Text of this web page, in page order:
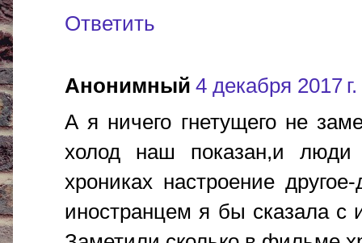
Ответить
Анонимный 4 декабря 2017
А я ничего гнетущего не
холод наш показан,и
хрониках настроение
иностранцем я бы сказала с